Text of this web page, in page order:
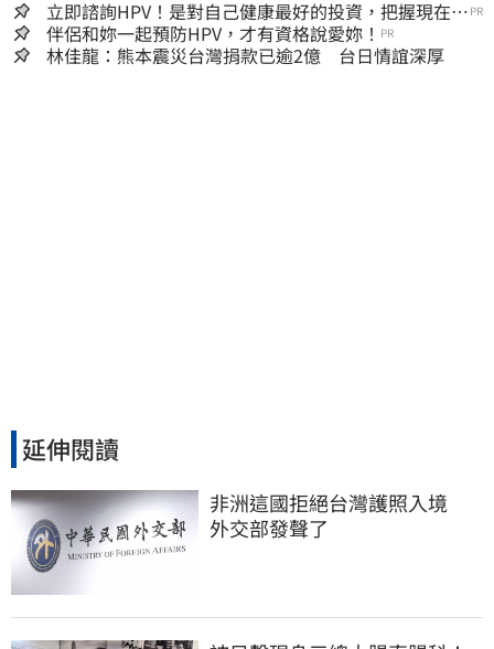
立即諮詢HPV！是對自己健康最好的投資，把握現在不
嫌晚！
PR
伴侶和妳一起預防HPV，才有資格說愛妳！ PR
林佳龍：熊本震災台灣捐款已逾2億 台日情誼深厚
延伸閱讀
非洲這國拒絕台灣護照入境
外交部發聲了